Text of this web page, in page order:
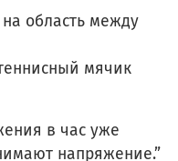
область между
мячик
в час уже
напряжение.”